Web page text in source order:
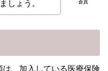
蒼真
しょう。
、加入している医療保険